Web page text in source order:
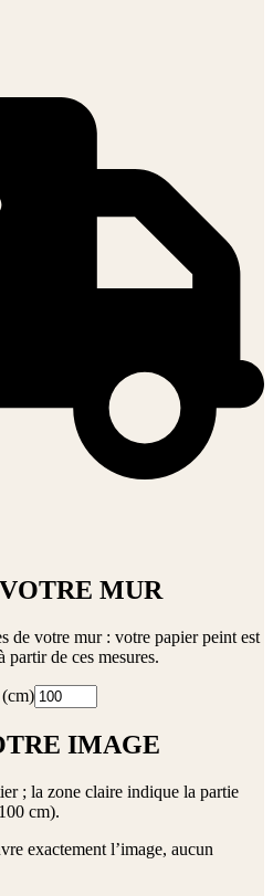
MUR
de votre mur : votre papier peint est
partir de ces mesures.
IMAGE
; la zone claire indique la partie
cm).
exactement l’image, aucun